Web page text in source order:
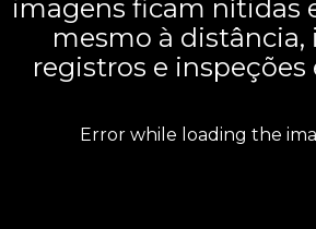
imagens ficam nítidas
mesmo à distância,
registros e inspeções